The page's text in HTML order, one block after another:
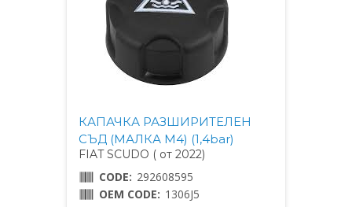
КАПАЧКА РАЗШИРИТЕЛЕН
СЪД (МАЛКА M4) (1,4bar)
FIAT SCUDO ( от 2022)
CODE: 292608595
OEM CODE: 1306J5